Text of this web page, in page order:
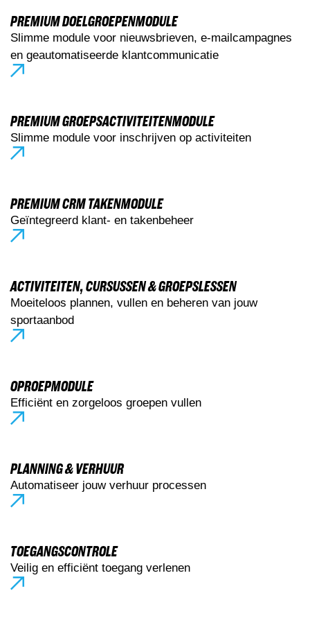
PREMIUM DOELGROEPENMODULE
Slimme module voor nieuwsbrieven, e-mailcampagnes
en geautomatiseerde klantcommunicatie
PREMIUM GROEPSACTIVITEITENMODULE
Slimme module voor inschrijven op activiteiten
PREMIUM CRM TAKENMODULE
Geïntegreerd klant- en takenbeheer
ACTIVITEITEN, CURSUSSEN & GROEPSLESSEN
Moeiteloos plannen, vullen en beheren van jouw
sportaanbod
OPROEPMODULE
Efficiënt en zorgeloos groepen vullen
PLANNING & VERHUUR
Automatiseer jouw verhuur processen
TOEGANGSCONTROLE
Veilig en efficiënt toegang verlenen